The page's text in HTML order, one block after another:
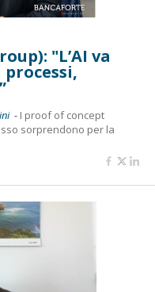
"L’AI va
- I proof of concept
sorprendono per la